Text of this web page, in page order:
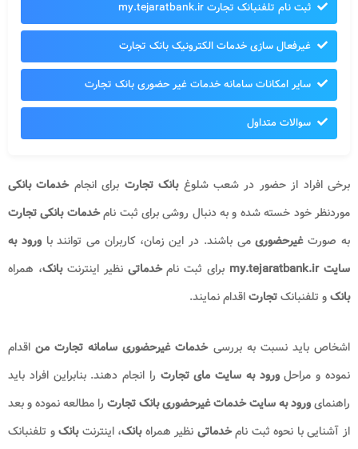
ثبت نام تلفنبانک تجارت my.tejaratbank.ir
غیرفعال سازی خدمات الکترونیک بانک تجارت
سایر امکانات سامانه خدمات غیر حضوری بانک تجارت
سوالات متداول
برخی افراد از حضور در شعب شلوغبانک تجارت برای انجامخدمات بانکی
موردنظر خود خسته شده و به دنبال روشی برای ثبت نامخدمات بانکی تجارت
به صورتغیرحضوریمی باشند. در این زمان، کاربران می توانند باورود به
سایت my.tejaratbank.ir
برای ثبت نامخدماتینظیر اینترنتبانک، همراه
بانکو تلفنبانکتجارتاقدام نمایند.
اشخاص باید نسبت به بررسیخدمات غیرحضوری سامانه تجارت من اقدام
نموده و مراحلورود به سایت مای تجارت را انجام دهند. بنابراین افراد باید
راهنمایورود به سایت خدمات غیرحضوری بانک تجارت را مطالعه نموده و بعد
از آشنایی با نحوه ثبت نامخدماتی نظیر همراهبانک، اینترنتبانکو تلفنبانک